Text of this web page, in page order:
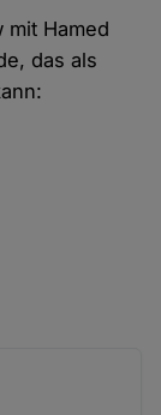
mit Hamed
das als